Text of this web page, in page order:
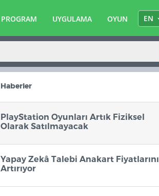
EN
TR
PROGRAM UYGULAMA OYUN
Haberler
PlayStation Oyunları Artık Fiziksel
Olarak Satılmayacak
Yapay Zekâ Talebi Anakart Fiyatlarını
Artırıyor